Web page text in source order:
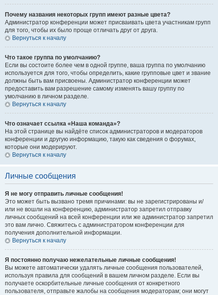
Почему названия некоторых групп имеют разные цвета?
Администратор конференции может присваивать цвета участникам групп
для того, чтобы их было проще отличать друг от друга.
Вернуться к началу
Что такое группа по умолчанию?
Если вы состоите более чем в одной группе, ваша группа по умолчанию
используется для того, чтобы определить, какие групповые цвет и звание
должны быть вам присвоены. Администратор конференции может
предоставить вам разрешение самому изменять вашу группу по
умолчанию в личном разделе.
Вернуться к началу
Что означает ссылка «Наша команда»?
На этой странице вы найдёте список администраторов и модераторов
конференции и другую информацию, такую как сведения о форумах,
которые они модерируют.
Вернуться к началу
Личные сообщения
Я не могу отправить личные сообщения!
Это может быть вызвано тремя причинами: вы не зарегистрированы и/
или не вошли на конференцию, администратор запретил отправку
личных сообщений на всей конференции или же администратор запретил
это вам лично. Свяжитесь с администратором конференции для
получения дополнительной информации.
Вернуться к началу
Я постоянно получаю нежелательные личные сообщения!
Вы можете автоматически удалять личные сообщения пользователей,
используя правила для сообщений в вашем личном разделе. Если вы
получаете оскорбительные личные сообщения от конкретного
пользователя, отправьте жалобы на сообщения модераторам; они могут